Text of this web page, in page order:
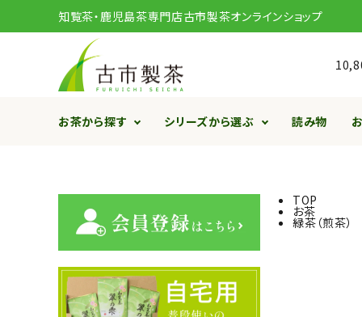
知覧茶・鹿児島茶専門店古市製茶オンラインショップ
お茶から探す シリーズから選ぶ 読み物
person 新規会員登録
search
TOP
お茶
緑茶（煎茶）